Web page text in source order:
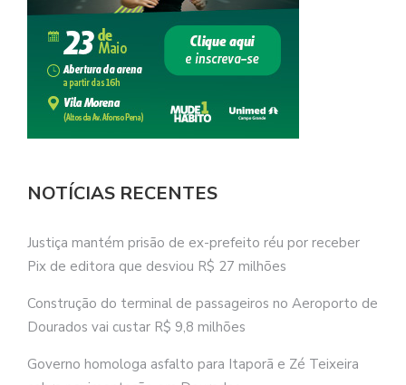
NOTÍCIAS RECENTES
Justiça mantém prisão de ex-prefeito réu por receber
Pix de editora que desviou R$ 27 milhões
Construção do terminal de passageiros no Aeroporto de
Dourados vai custar R$ 9,8 milhões
Governo homologa asfalto para Itaporã e Zé Teixeira